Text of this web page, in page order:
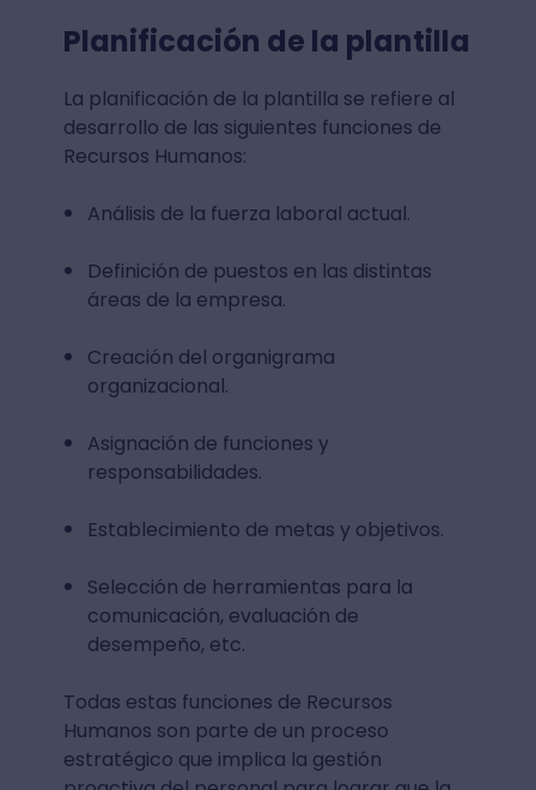
Planificación de la plantilla
La planificación de la plantilla se refiere al
desarrollo de las siguientes funciones de
Recursos Humanos:
Análisis de la fuerza laboral actual.
Definición de puestos en las distintas
áreas de la empresa.
Creación del organigrama
organizacional.
Asignación de funciones y
responsabilidades.
Establecimiento de metas y objetivos.
Selección de herramientas para la
comunicación, evaluación de
desempeño, etc.
Todas estas funciones de Recursos
Humanos son parte de un proceso
estratégico que implica la gestión